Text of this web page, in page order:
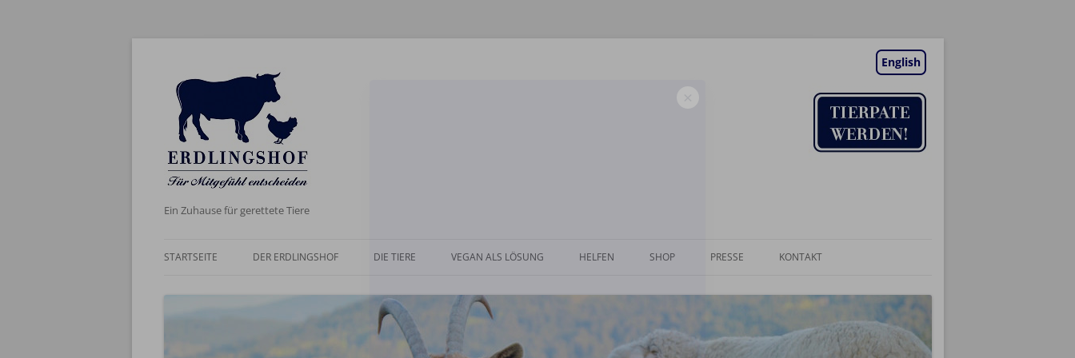
English
Ein Zuhause für gerettete Tiere
STARTSEITE DER ERDLINGSHOF DIE TIERE
DIE GÄNSE
VEGAN ALS LÖSUNG
ALLGEMEINES
HELFEN
SPENDEN
SHOP PRESSE KONTAKT
NEWSLETTER